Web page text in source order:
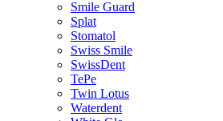
Smile Guard
Splat
Stomatol
Swiss Smile
SwissDent
TePe
Twin Lotus
Waterdent